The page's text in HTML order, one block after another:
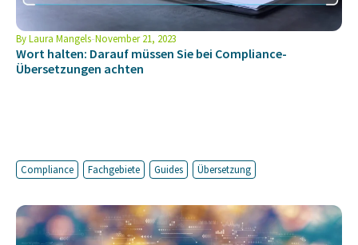
ByLaura Mangels November 21, 2023
Wort halten: Darauf müssen Sie bei Compliance-
Übersetzungen achten
Compliance Fachgebiete Guides Übersetzung